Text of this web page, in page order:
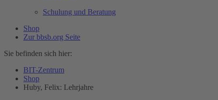
Schulung und Beratung
Shop
Zur bbsb.org Seite
Sie befinden sich hier:
BIT-Zentrum
Shop
Huby, Felix: Lehrjahre